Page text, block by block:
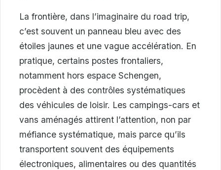
La frontière, dans l’imaginaire du road trip,
c’est souvent un panneau bleu avec des
étoiles jaunes et une vague accélération. En
pratique, certains postes frontaliers,
notamment hors espace Schengen,
procèdent à des contrôles systématiques
des véhicules de loisir. Les campings-cars et
vans aménagés attirent l’attention, non par
méfiance systématique, mais parce qu’ils
transportent souvent des équipements
électroniques, alimentaires ou des quantités